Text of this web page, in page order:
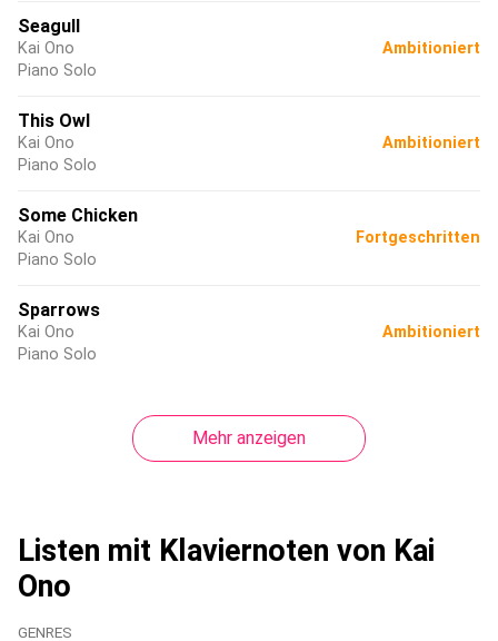
Seagull
Kai Ono
Piano Solo
Ambitioniert
This Owl
Kai Ono
Piano Solo
Ambitioniert
Some Chicken
Kai Ono
Piano Solo
Fortgeschritten
Sparrows
Kai Ono
Piano Solo
Ambitioniert
Mehr anzeigen
Listen mit Klaviernoten von Kai
Ono
GENRES